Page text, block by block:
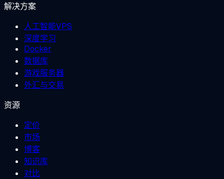
解决方案
人工智能VPS
深度学习
Docker
数据库
游戏服务器
外汇与交易
资源
定价
市场
博客
知识库
对比